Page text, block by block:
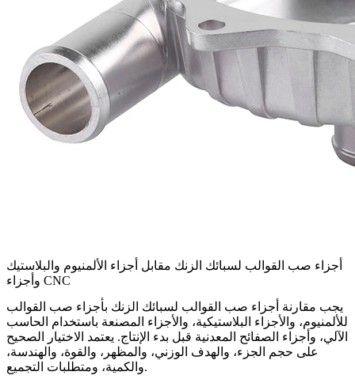
أجزاء صب القوالب لسبائك الزنك مقابل أجزاء الألمنيوم والبلاستيك
وأجزاء CNC
يجب مقارنة أجزاء صب القوالب لسبائك الزنك بأجزاء صب القوالب
للألمنيوم، والأجزاء البلاستيكية، والأجزاء المصنعة باستخدام الحاسب
الآلي، وأجزاء الصفائح المعدنية قبل بدء الإنتاج. يعتمد الاختيار الصحيح
على حجم الجزء، والهدف الوزني، والمظهر، والقوة، والهندسة،
والكمية، ومتطلبات التجميع.